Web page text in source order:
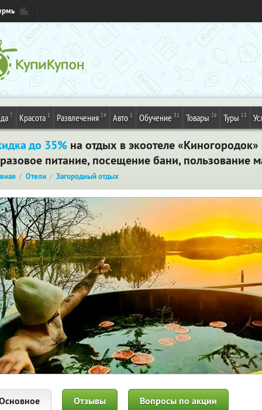
7 Красота 1 Развлечения 24 Авто 1 Обучение 31 Товары 26 Туры 13
до 35% на отдых в экоотеле
питание, посещение бани, пользование
Отели Загородный отдых
Отзывы Вопросы по акции